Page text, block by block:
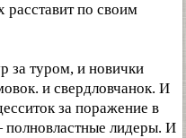
расставит по своим
за туром, и новички
и свердловчанок. И
за поражение в
лидеры. И